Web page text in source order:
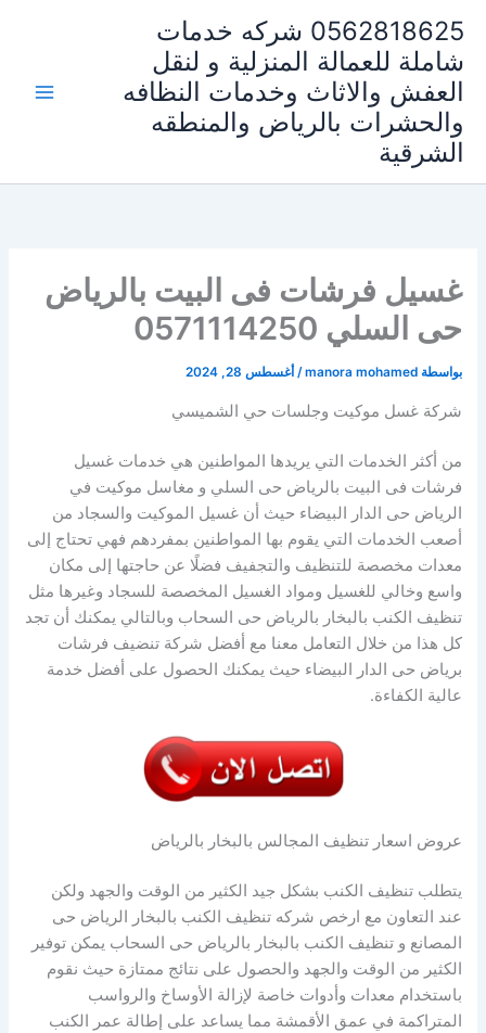
المحتوى
0562818625 شركه خدمات
شاملة للعمالة المنزلية و لنقل
العفش والاثاث وخدمات النظافه
والحشرات بالرياض والمنطقه
الشرقية
غسيل فرشات فى البيت بالرياض
حى السلي 0571114250
بواسطة manora mohamed
/ أغسطس 28, 2024
شركة غسل موكيت وجلسات حي الشميسي
من أكثر الخدمات التي يريدها المواطنين هي خدمات غسيل
فرشات فى البيت بالرياض حى السلي و مغاسل موكيت في
الرياض حى الدار البيضاء حيث أن غسيل الموكيت والسجاد من
أصعب الخدمات التي يقوم بها المواطنين بمفردهم فهي تحتاج إلى
معدات مخصصة للتنظيف والتجفيف فضلًا عن حاجتها إلى مكان
واسع وخالي للغسيل ومواد الغسيل المخصصة للسجاد وغيرها مثل
تنظيف الكنب بالبخار بالرياض حى السحاب وبالتالي يمكنك أن تجد
كل هذا من خلال التعامل معنا مع أفضل شركة تنضيف فرشات
برياض حى الدار البيضاء حيث يمكنك الحصول على أفضل خدمة
عالية الكفاءة.
عروض اسعار تنظيف المجالس بالبخار بالرياض
يتطلب تنظيف الكنب بشكل جيد الكثير من الوقت والجهد ولكن
عند التعاون مع ارخص شركه تنظيف الكنب بالبخار الرياض حى
المصانع و تنظيف الكنب بالبخار بالرياض حى السحاب يمكن توفير
الكثير من الوقت والجهد والحصول على نتائج ممتازة حيث نقوم
باستخدام معدات وأدوات خاصة لإزالة الأوساخ والرواسب
المتراكمة في عمق الأقمشة مما يساعد على إطالة عمر الكنب